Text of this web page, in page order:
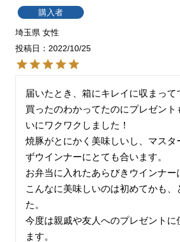
購入者
埼玉県 女性
投稿日
2022/10/25
届いたとき、箱にキレイに収まって
買ったのわかってたのにプレゼント
いにワクワクしました！
焼豚がとにかく美味しいし、マスタ
ずウインナーにとても合います。
お弁当に入れたあらびきウインナー
こんなに美味しいのは初めてかも、
た。
今度は親戚や友人へのプレゼントに
ます。